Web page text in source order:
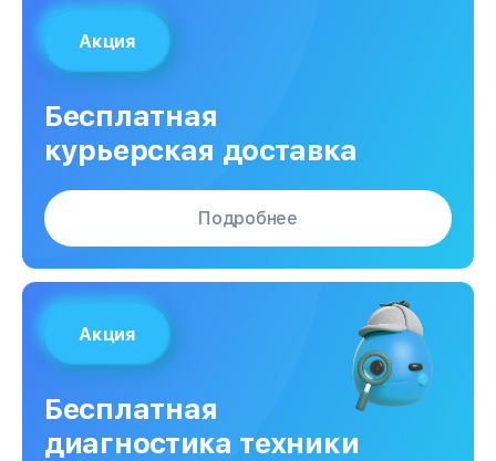
Акция
Бесплатная
курьерская доставка
Подробнее
Акция
Бесплатная
диагностика техники